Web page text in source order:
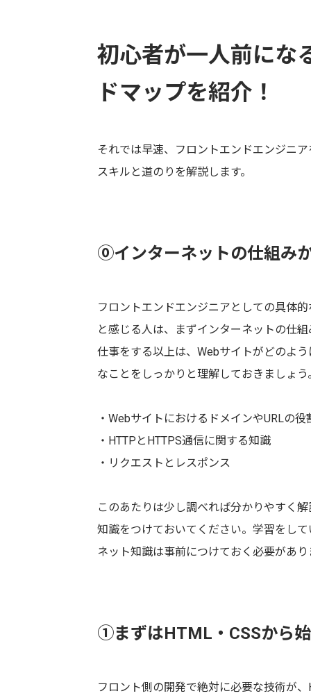
初心者が一人前にな
ドマップを紹介！
それでは早速、フロントエンドエンジニ
スキルと道のりを解説します。
⓪インターネットの仕組み
フロントエンドエンジニアとしての具体
と感じる人は、まずインターネットの仕
仕事をする以上は、Webサイトがどのよ
なことをしっかりと理解しておきましょう
・WebサイトにおけるドメインやURLの役
・HTTPとHTTPS通信に関する知識
・リクエストとレスポンス
このあたりは少し調べれば分かりやすく
知識をつけておいてください。学習をし
ネット知識は事前につけておく必要があり
①まずはHTML・CSSから
フロント側の開発で絶対に必要な技術が